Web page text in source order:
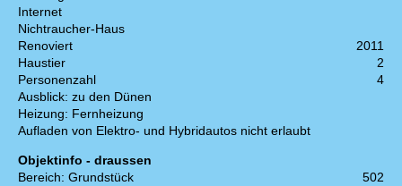
Internet
Nichtraucher-Haus
Renoviert
2011
Haustier
2
Personenzahl
4
Ausblick: zu den Dünen
Heizung: Fernheizung
Aufladen von Elektro- und Hybridautos nicht erlaubt
Objektinfo - draussen
Bereich: Grundstück
502